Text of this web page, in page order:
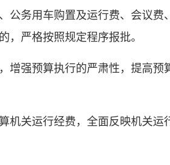
公务用车购置及运行费、会议费、
，严格按照规定程序报批。
增强预算执行的严肃性，提高预
机关运行经费，全面反映机关运